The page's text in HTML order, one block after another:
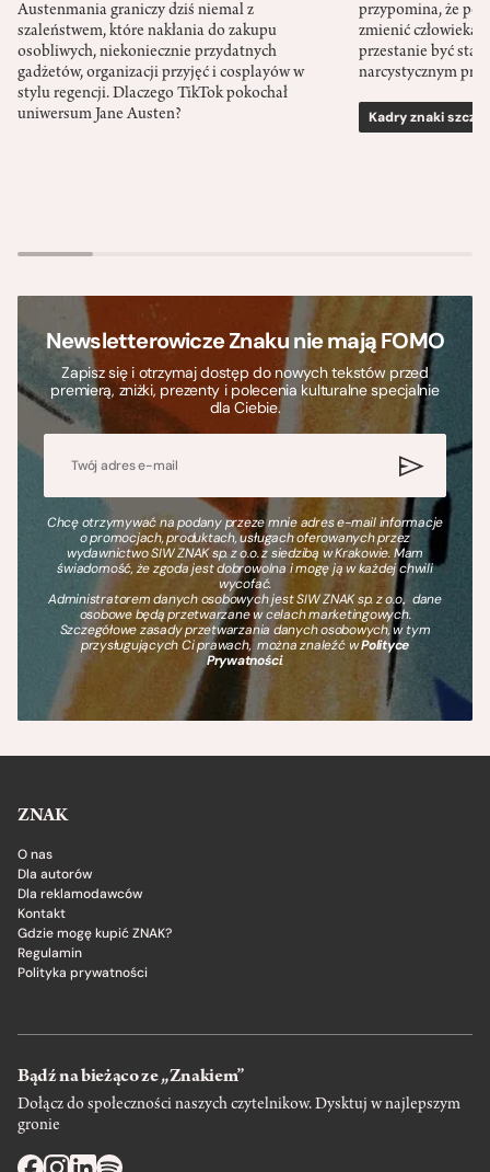
Austenmania graniczy dziś niemal z
szaleństwem, które nakłania do zakupu
osobliwych, niekoniecznie przydatnych
gadżetów, organizacji przyjęć i cosplayów w
stylu regencji. Dlaczego TikTok pokochał
uniwersum Jane Austen?
przypomina, że
zmienić człowieka
przestanie być
narcystycznym
Kadry znaki
Newsletterowicze Znaku nie mają FOMO
Zapisz się i otrzymaj dostęp do nowych tekstów przed
premierą, zniżki, prezenty i polecenia kulturalne specjalnie
dla Ciebie.
Chcę otrzymywać na podany przeze mnie adres e-mail informacje
o promocjach, produktach, usługach oferowanych przez
wydawnictwo SIW ZNAK sp. z o.o. z siedzibą w Krakowie. Mam
świadomość, że zgoda jest dobrowolna i mogę ją w każdej chwili
wycofać.
Administratorem danych osobowych jest SIW ZNAK sp. z o.o., dane
osobowe będą przetwarzane w celach marketingowych.
Szczegółowe zasady przetwarzania danych osobowych, w tym
przysługujących Ci prawach, można znaleźć wPolityce
Prywatności.
ZNAK
O nas
Dla autorów
Dla reklamodawców
Kontakt
Gdzie mogę kupić ZNAK?
Regulamin
Polityka prywatności
Bądź na bieżąco ze „Znakiem”
Dołącz do społeczności naszych czytelnikow. Dysktuj w najlepszym
gronie